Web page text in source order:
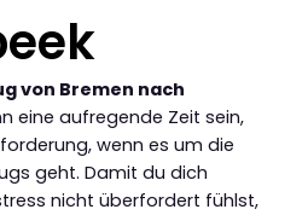
von Bremen nach
eine aufregende Zeit sein,
wenn es um die
geht. Damit du dich
nicht überfordert fühlst,